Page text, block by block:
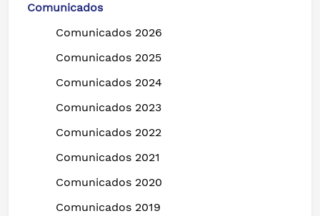
Comunicados
Comunicados 2026
Comunicados 2025
Comunicados 2024
Comunicados 2023
Comunicados 2022
Comunicados 2021
Comunicados 2020
Comunicados 2019